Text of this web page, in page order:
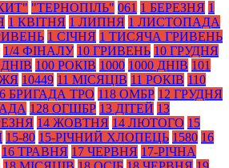
"ТЕРНОПІЛЬ" 061 1 БЕРЕЗНЯ 1
1 КВІТНЯ 1 ЛИПНЯ 1 ЛИСТОПАДА
1 СІЧНЯ 1 ТИСЯЧА ГРИВЕНЬ
1/4 ФІНАЛУ 10 ГРИВЕНЬ 10 ГРУДНЯ
ДНІВ 100 РОКІВ 1000 1000 ДНІВ 101
10449 11 МІСЯЦІВ 11 РОКІВ 110
БРИГАДА ТРО 118 ОМБР 12 ГРУДНЯ
128 ОГШБР 13 ДІТЕЙ 13
14 ЖОВТНЯ 14 ЛЮТОГО 15
15-80 15-РІЧНИЙ ХЛОПЕЦЬ 1580 16
16 ТРАВНЯ 17 ЧЕРВНЯ 17-РІЧНА